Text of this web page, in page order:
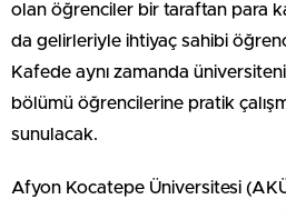
olan öğrenciler bir taraftan para
da gelirleriyle ihtiyaç sahibi
Kafede aynı zamanda
bölümü öğrencilerine pratik
sunulacak.
Afyon Kocatepe Üniversitesi